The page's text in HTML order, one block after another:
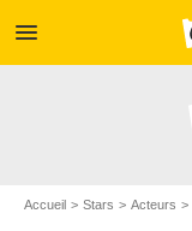
menu
Accueil Stars Acteurs